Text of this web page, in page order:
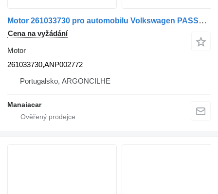
Motor 261033730 pro automobilu Volkswagen PASSAT (315, 3A5)
Cena na vyžádání
Motor
261033730,ANP002772
Portugalsko, ARGONCILHE
Manaiacar